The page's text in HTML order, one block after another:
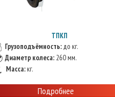
ТПКП
Грузоподъёмность: до кг.
Диаметр колеса: 260 мм.
Маcca:кг.
Подробнее